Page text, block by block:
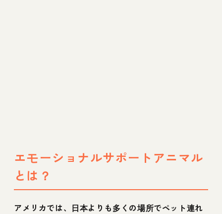
エモーショナルサポートアニマル
とは？
アメリカでは、日本よりも多くの場所でペット連れ